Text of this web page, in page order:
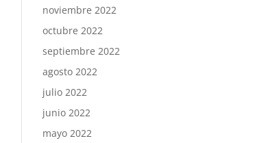
noviembre 2022
octubre 2022
septiembre 2022
agosto 2022
julio 2022
junio 2022
mayo 2022